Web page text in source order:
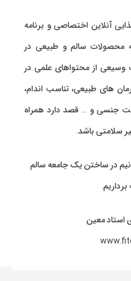
آنلاین اختصاصیو برنامه
محصولات سالم و طبیعی در
وسیعی از محتواهای علمی در
های طبیعی، تناسب اندام،
جنسی و … قصد دارد همراه
سلامتی باشد.
در ساختن یک جامعه سالم
استاد معین